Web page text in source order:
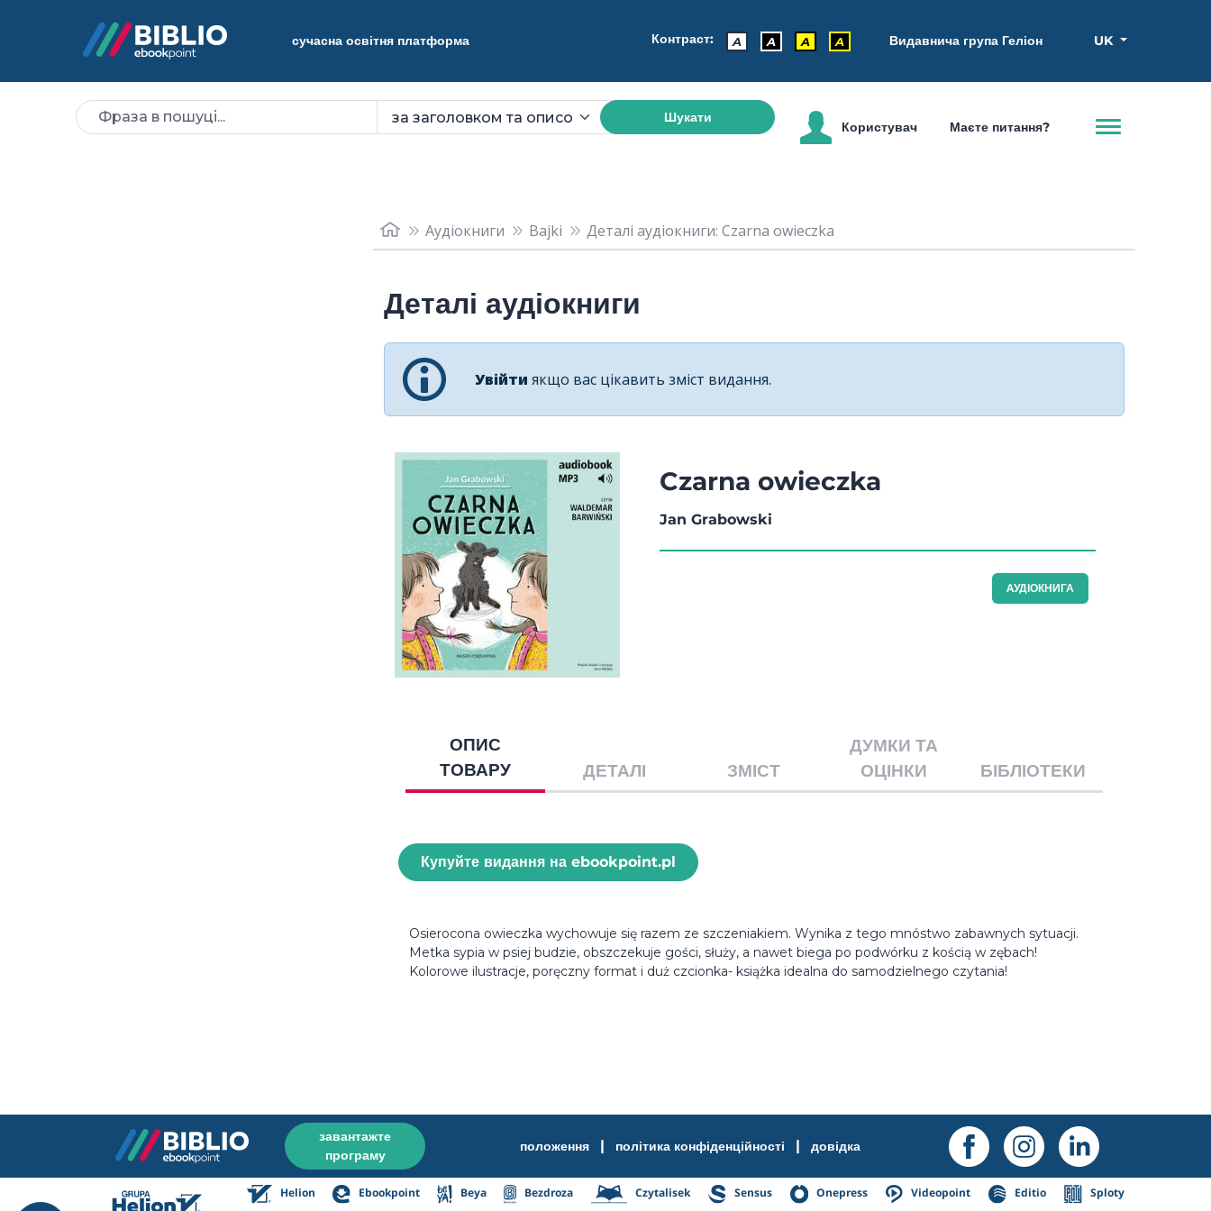
сучасна освітня платформа Контраст: A A A A Видавнича група Геліон UK
Шукати
Користувач Маєте питання?
Аудіокниги Bajki Деталі аудіокниги: Czarna owieczka
Деталі аудіокниги
Увійти якщо вас цікавить зміст видання.
Czarna owieczka
Jan Grabowski
AУДІОКНИГА
ОПИС
ТОВАРУ
ДЕТАЛІ ЗМІСТ
ДУМКИ ТА
ОЦІНКИ
БІБЛІОТЕКИ
Купуйте видання на ebookpoint.pl
Osierocona owieczka wychowuje się razem ze szczeniakiem. Wynika z tego mnóstwo zabawnych sytuacji.
Metka sypia w psiej budzie, obszczekuje gości, służy, a nawet biega po podwórku z kością w zębach!
Kolorowe ilustracje, poręczny format i duż czcionka- książka idealna do samodzielnego czytania!
завантажте
програму
положення | політика конфіденційності | довідка
Helion Ebookpoint Beya Bezdroza Czytalisek Sensus Onepress Videopoint Editio Sploty